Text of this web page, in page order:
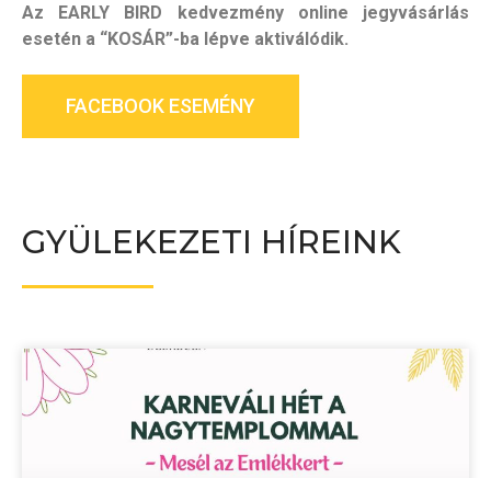
Az EARLY BIRD kedvezmény online jegyvásárlás
esetén a “KOSÁR”-ba lépve aktiválódik.
FACEBOOK ESEMÉNY
GYÜLEKEZETI HÍREINK